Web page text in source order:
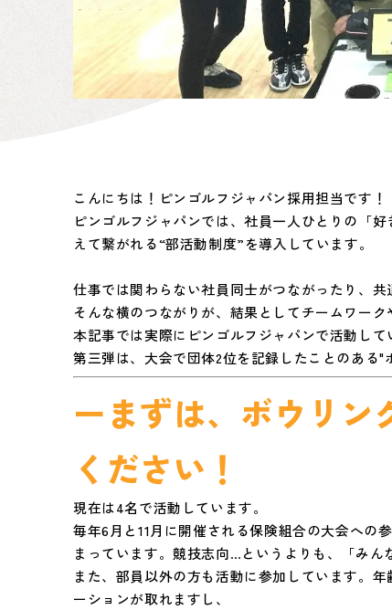
こんにちは！ピンゴルフジャパン採用担当です！
ピンゴルフジャパンでは、社員一人ひとりの「
えて繋がれる“部活動制度”を導入しています。
仕事では関わらない社員同士がつながったり、
そんな横のつながりが、結果としてチームワー
本記事では実際にピンゴルフジャパンで活動し
第三弾は、大会で団体2位を記録したことのある
ーまずは、ボウリン
ください！
現在は4名で活動しています。
毎年6月と11月に開催される保険組合の大会への
まっています。競技志向…というよりも、「みん
また、部員以外の方も活動に参加しています。
ーションが取れますし、